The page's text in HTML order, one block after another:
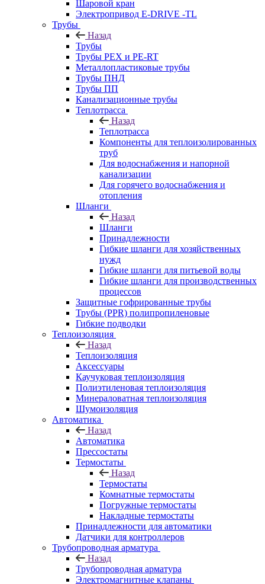
Шаровой кран
Электропривод E-DRIVE -TL
Трубы
Назад
Трубы
Трубы PEX и PE-RT
Металлопластиковые трубы
Трубы ПНД
Трубы ПП
Канализационные трубы
Теплотрасса
Назад
Теплотрасса
Компоненты для теплоизолированных
труб
Для водоснабжения и напорной
канализации
Для горячего водоснабжения и
отопления
Шланги
Назад
Шланги
Принадлежности
Гибкие шланги для хозяйственных
нужд
Гибкие шланги для питьевой воды
Гибкие шланги для производственных
процессов
Защитные гофрированные трубы
Трубы (РРR) полипропиленовые
Гибкие подводки
Теплоизоляция
Назад
Теплоизоляция
Аксессуары
Каучуковая теплоизоляция
Полиэтиленовая теплоизоляция
Минераловатная теплоизоляция
Шумоизоляция
Автоматика
Назад
Автоматика
Прессостаты
Термостаты
Назад
Термостаты
Комнатные термостаты
Погружные термостаты
Накладные термостаты
Принадлежности для автоматики
Датчики для контроллеров
Трубопроводная арматура
Назад
Трубопроводная арматура
Электромагнитные клапаны